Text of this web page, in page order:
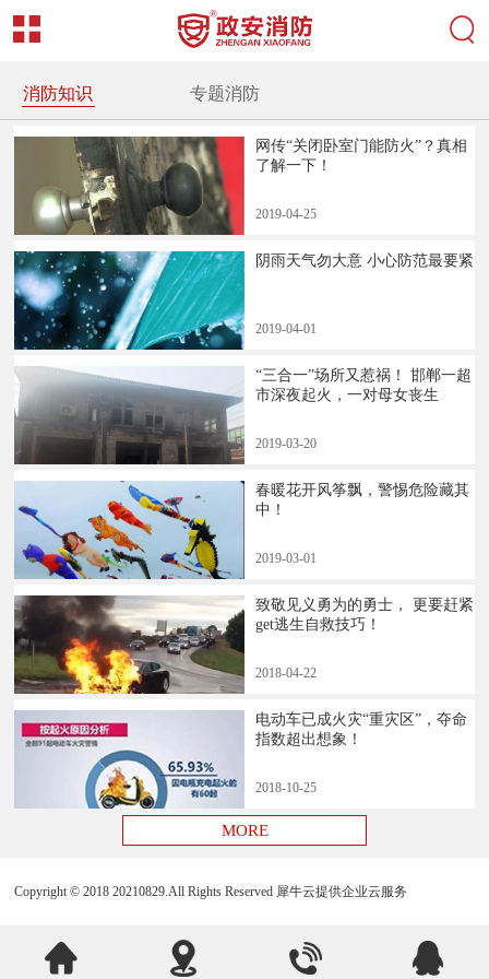
消防知识 专题消防
网传“关闭卧室门能防火”？真相
了解一下！
2019-04-25
阴雨天气勿大意 小心防范最要紧
2019-04-01
“三合一”场所又惹祸！ 邯郸一超
市深夜起火，一对母女丧生
2019-03-20
春暖花开风筝飘，警惕危险藏其
中！
2019-03-01
致敬见义勇为的勇士， 更要赶紧
get逃生自救技巧！
2018-04-22
电动车已成火灾“重灾区”，夺命
指数超出想象！
2018-10-25
Copyright © 2018 20210829.All Rights Reserved 犀牛云提供企业云服务